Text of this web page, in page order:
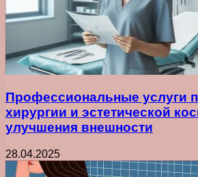
Профессиональные услуги
хирургии и эстетической
улучшения внешности
28.04.2025